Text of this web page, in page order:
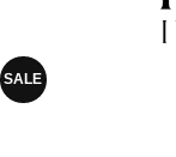
SALE